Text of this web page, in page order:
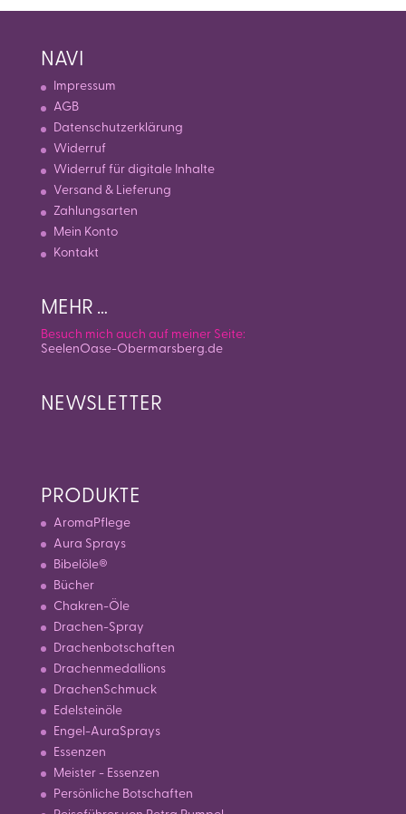
NAVI
Impressum
AGB
Datenschutzerklärung
Widerruf
Widerruf für digitale Inhalte
Versand & Lieferung
Zahlungsarten
Mein Konto
Kontakt
MEHR …
Besuch mich auch auf meiner Seite:
SeelenOase-Obermarsberg.de
NEWSLETTER
PRODUKTE
AromaPflege
Aura Sprays
Bibelöle®
Bücher
Chakren-Öle
Drachen-Spray
Drachenbotschaften
Drachenmedallions
DrachenSchmuck
Edelsteinöle
Engel-AuraSprays
Essenzen
Meister - Essenzen
Persönliche Botschaften